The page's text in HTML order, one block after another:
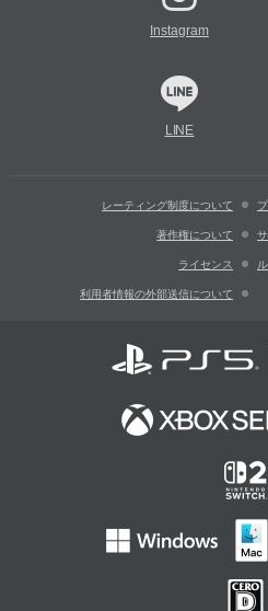
Instagram
LINE
レーティング制度について
著作権について
ライセンス
利用者情報の外部送信について